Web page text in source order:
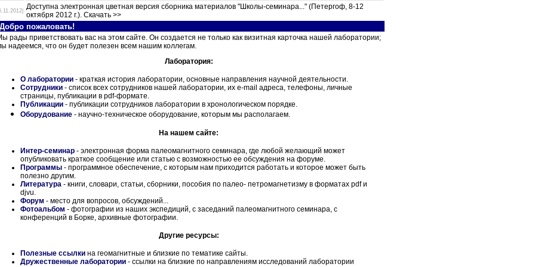
Доступна электронная цветная версия сборника материалов "Школы-семинара..." (Петергоф, 8-12
октября 2012 г.). Скачать >>
пожаловать!
рады приветствовать вас на этом сайте. Он создается не только как визитная карточка нашей лаборатории;
надеемся, что он будет полезен всем нашим коллегам.
Лаборатория:
О лаборатории - краткая история лаборатории, основные направления научной деятельности.
Сотрудники - список всех сотрудников нашей лаборатории, их e-mail адреса, телефоны, личные
страницы, публикации в pdf-формате.
Публикации - публикации сотрудников лаборатории в хронологическом порядке.
Оборудование - научно-техническое оборудование, которым мы располагаем.
На нашем сайте:
Интер-семинар - электронная форма палеомагнитного семинара, где любой желающий может
опубликовать краткое сообщение или статью с возможностью ее обсуждения на форуме.
Программы - программное обеспечение, с которым нам приходится работать и которое может быть
полезно другим.
Литература - книги, словари, статьи, сборники, пособия по палео- петромагнетизму в форматах pdf и
djvu.
Форум - место для вопросов, обсуждений...
Фотоальбом - фотографии из наших экспедиций, с заседаний палеомагнитного семинара, с
конференций в Борке, архивные фотографии.
Другие ресурсы:
Полезные ссылки на геомагнитные и близкие по тематике сайты.
Дружественные лаборатории - ссылки на близкие по направлениям исследований лаборатории